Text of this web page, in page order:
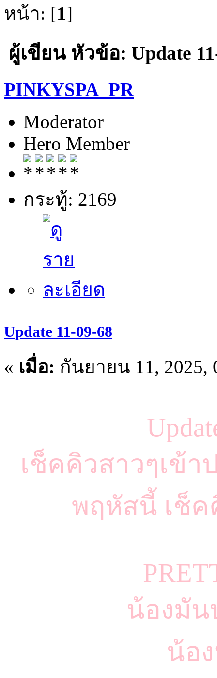
หน้า: [1]
ผู้เขียนหัวข้อ: Update
PINKYSPA_PR
Moderator
Hero Member
กระทู้: 2169
Update 11-09-68
« เมื่อ: กันยายน 11, 2025,
เช็คคิวสาวๆเข้า
พฤหัสนี้ เช็
น้องมัน
น้อ